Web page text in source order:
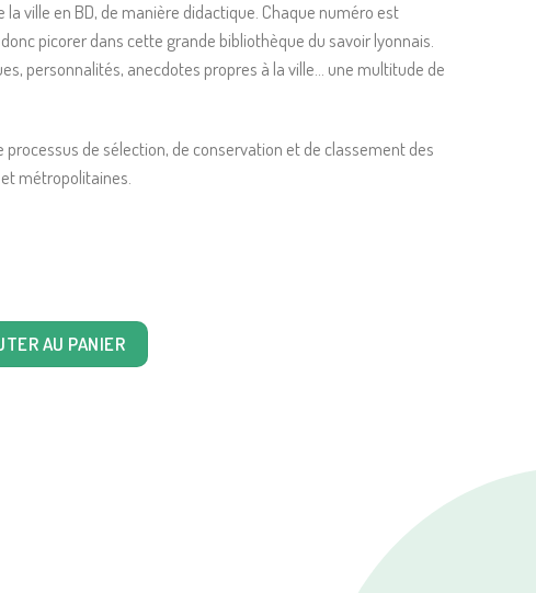
la ville en BD, de manière didactique. Chaque numéro est
picorer dans cette grande bibliothèque du savoir lyonnais.
personnalités, anecdotes propres à la ville… une multitude de
processus de sélection, de conservation et de classement des
métropolitaines.
n°128: Les archives
AU PANIER